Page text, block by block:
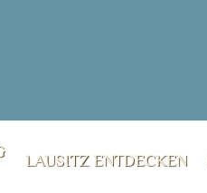
LAUSITZ ENTDECKEN